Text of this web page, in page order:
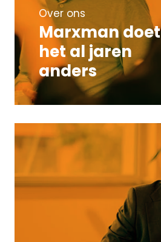
Over ons
Marxman doet
het al jaren
anders